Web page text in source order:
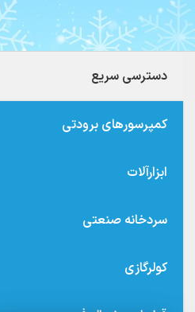
دسترسی سریع
کمپرسورهای برودتی
ابزارآلات
سردخانه صنعتی
کولرگازی